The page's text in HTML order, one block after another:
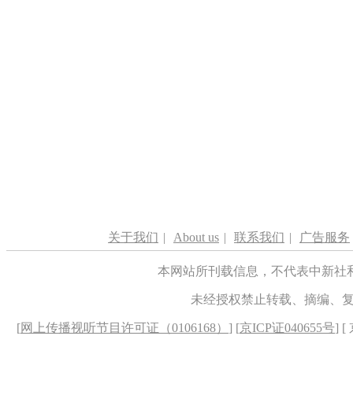
关于我们 | About us | 联系我们 | 广告服务
本网站所刊载信息，不代表中新
未经授权禁止转载、摘编、
[网上传播视听节目许可证（0106168） ] [京ICP证040655号] [